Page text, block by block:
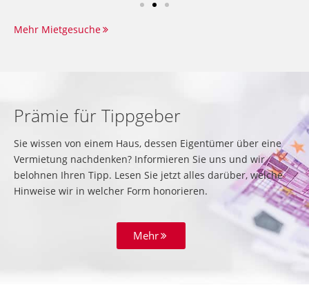
Mehr Mietgesuche
Prämie für Tippgeber
Sie wissen von einem Haus, dessen Eigentümer über eine
Vermietung nachdenken? Informieren Sie uns und wir
belohnen Ihren Tipp. Lesen Sie jetzt alles darüber, welche
Hinweise wir in welcher Form honorieren.
Mehr